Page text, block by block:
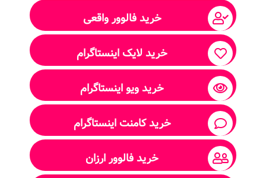
خرید فالوور واقعی
خرید لایک اینستاگرام
خرید ویو اینستاگرام
خرید کامنت اینستاگرام
خرید فالوور ارزان